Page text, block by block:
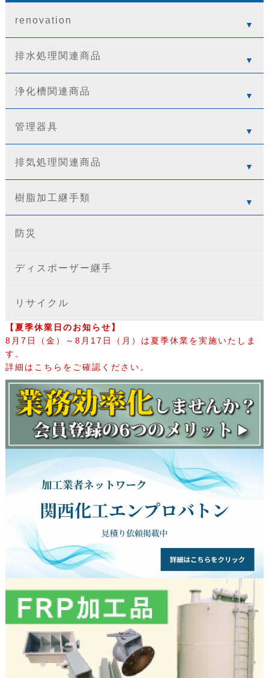
renovation
排水処理関連商品
浄化槽関連商品
管理器具
排気処理関連商品
樹脂加工継手類
防災
ディスポーザー継手
リサイクル
【夏季休業日のお知らせ】
8月7日（金）～8月17日（月）は夏季休業を実施いたしま
す。
詳細はこちらをご確認ください。